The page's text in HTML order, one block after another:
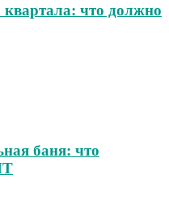
что должно
баня: что